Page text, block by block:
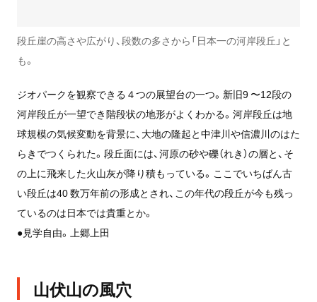
段丘崖の高さや広がり、段数の多さから「日本一の河岸段丘」と
も。
ジオパークを観察できる４つの展望台の一つ。新旧9 〜12段の
河岸段丘が一望でき階段状の地形がよくわかる。河岸段丘は地
球規模の気候変動を背景に、大地の隆起と中津川や信濃川のはた
らきでつくられた。段丘面には、河原の砂や礫（れき）の層と、そ
の上に飛来した火山灰が降り積もっている。ここでいちばん古
い段丘は40 数万年前の形成とされ、この年代の段丘が今も残っ
ているのは日本では貴重とか。
●見学自由。上郷上田
山伏山の風穴